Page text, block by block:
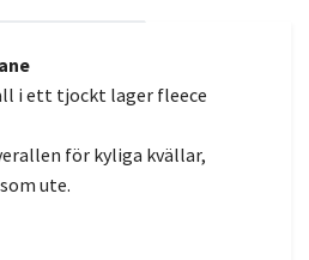
i ett tjockt lager fleece
för kyliga kvällar,
ute.